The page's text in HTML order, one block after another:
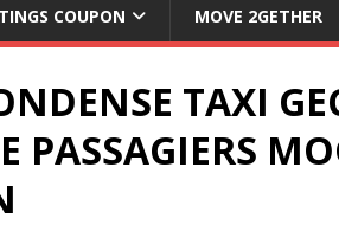
COUPON MOVE 2GETHER
TAXI
PASSAGIERS